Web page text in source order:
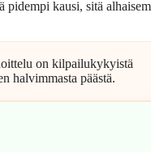
pidempi kausi, sitä
on kilpailukykyistä
halvimmasta päästä.